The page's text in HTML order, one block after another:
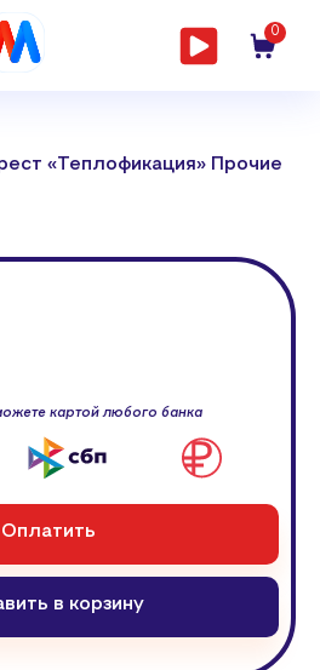
0
«Теплофикация» Прочие
картой любого банка
Оплатить
в корзину